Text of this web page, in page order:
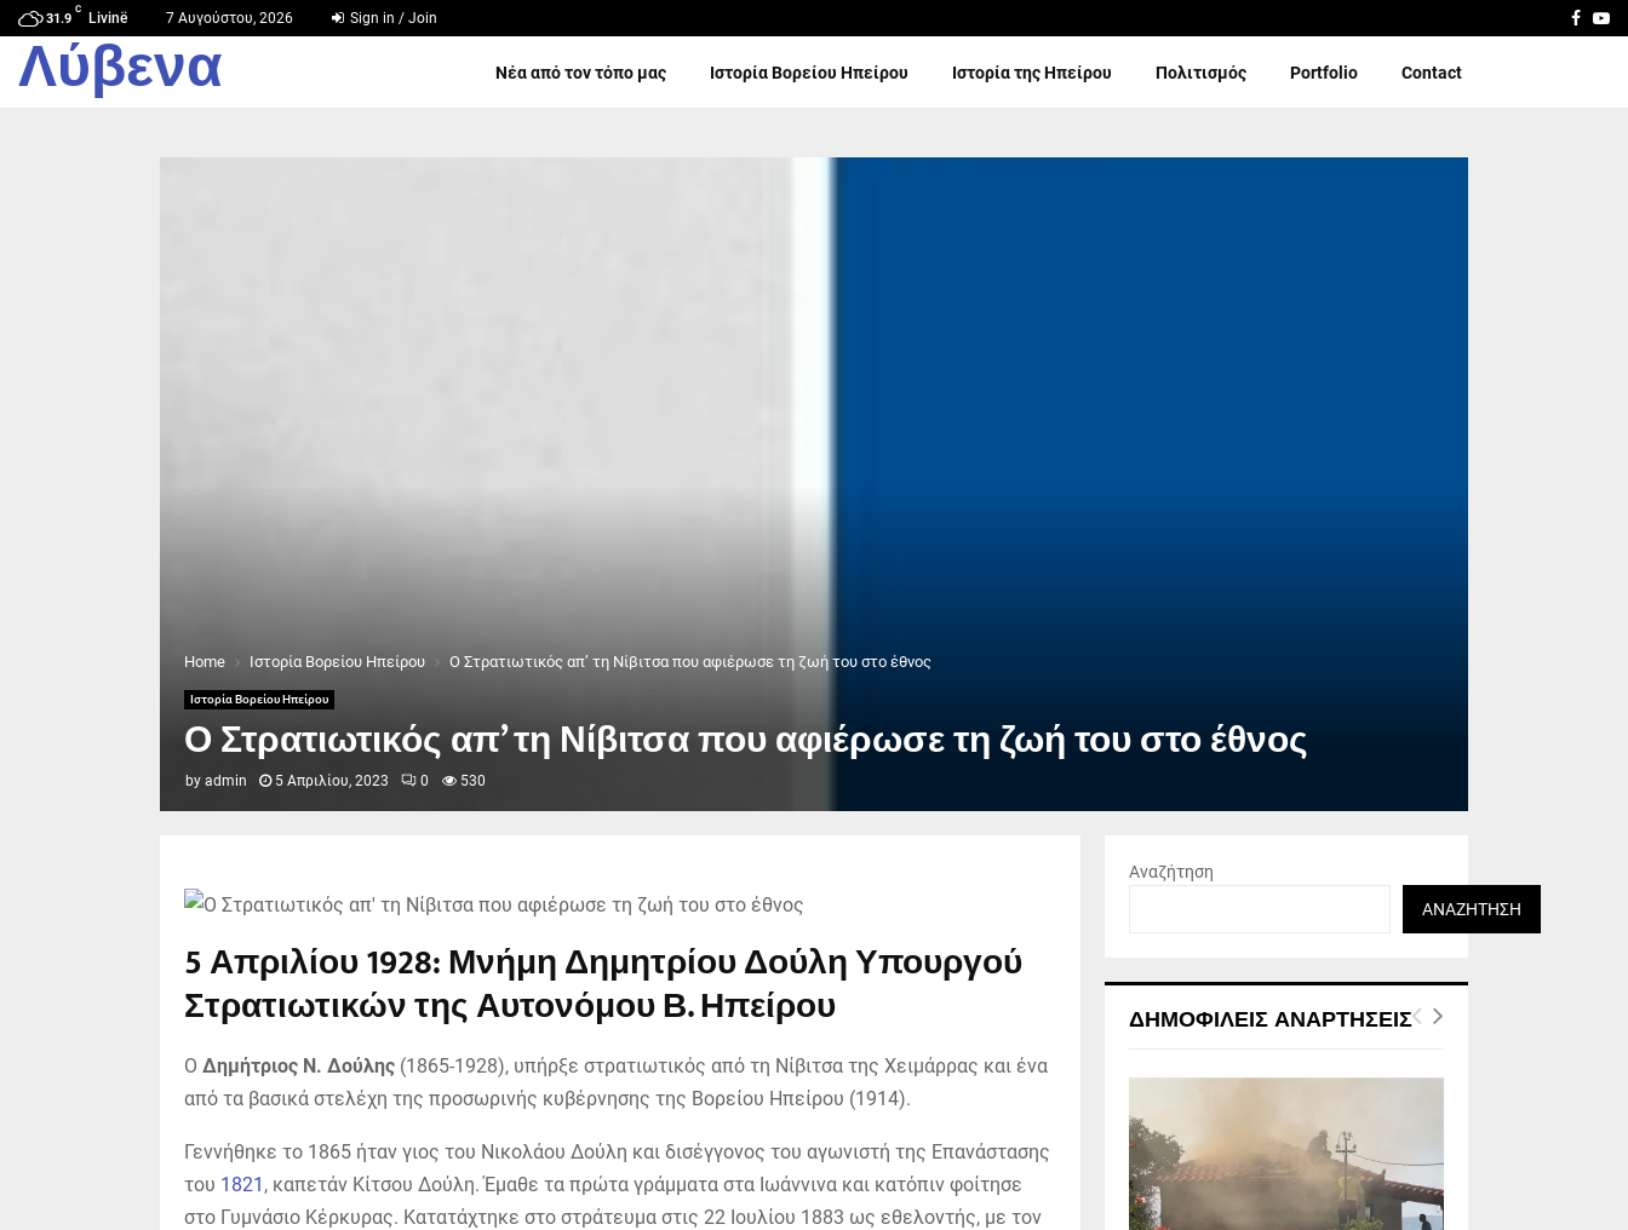
31.9
C
Livinë 7 Αυγούστου, 2026 Sign in / Join
Λύβενα Νέα από τον τόπο μας Ιστορία Βορείου Ηπείρου Ιστορία της Ηπείρου Πολιτισμός Portfolio Contact
Home Ιστορία Βορείου Ηπείρου Ο Στρατιωτικός απ’ τη Νίβιτσα που αφιέρωσε τη ζωή του στο έθνος
Ιστορία Βορείου Ηπείρου
Ο Στρατιωτικός απ’ τη Νίβιτσα που αφιέρωσε τη ζωή του στο έθνος
by admin 5 Απριλίου, 2023 0 530
5 Απριλίου 1928: Μνήμη Δημητρίου Δούλη Υπουργού
Στρατιωτικών της Αυτονόμου Β. Ηπείρου
Ο Δημήτριος Ν. Δούλης (1865-1928), υπήρξε στρατιωτικός από τη Νίβιτσα της Χειμάρρας και ένα
από τα βασικά στελέχη της προσωρινής κυβέρνησης της Βορείου Ηπείρου (1914).
Γεννήθηκε το 1865 ήταν γιος του Νικολάου Δούλη και δισέγγονος του αγωνιστή της Επανάστασης
του 1821 , καπετάν Κίτσου Δούλη. Έμαθε τα πρώτα γράμματα στα Ιωάννινα και κατόπιν φοίτησε
στο Γυμνάσιο Κέρκυρας. Κατατάχτηκε στο στράτευμα στις 22 Ιουλίου 1883 ως εθελοντής, με τον
Αναζήτηση
ΑΝΑΖΉΤΗΣΗ
ΔΗΜΟΦΙΛΕΊΣ ΑΝΑΡΤΉΣΕΙΣ